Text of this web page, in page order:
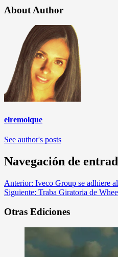
About Author
elremolque
See author's posts
Navegación de
Anterior: Iveco Group se adhiere
Siguiente: Traba Giratoria de
Otras Ediciones